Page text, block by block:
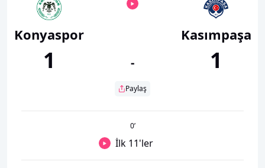
Konyaspor
1 -
Paylaş
Kasımpaşa
1
0’
İlk 11'ler